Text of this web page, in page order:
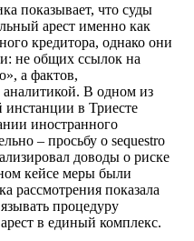
показывает, что суды
арест именно как
кредитора, однако они
не общих ссылок на
а фактов,
В одном из
инстанции в Триесте
иностранного
– просьбу о sequestro
доводы о риске
кейсе меры были
рассмотрения показала
процедуру
в единый комплекс.